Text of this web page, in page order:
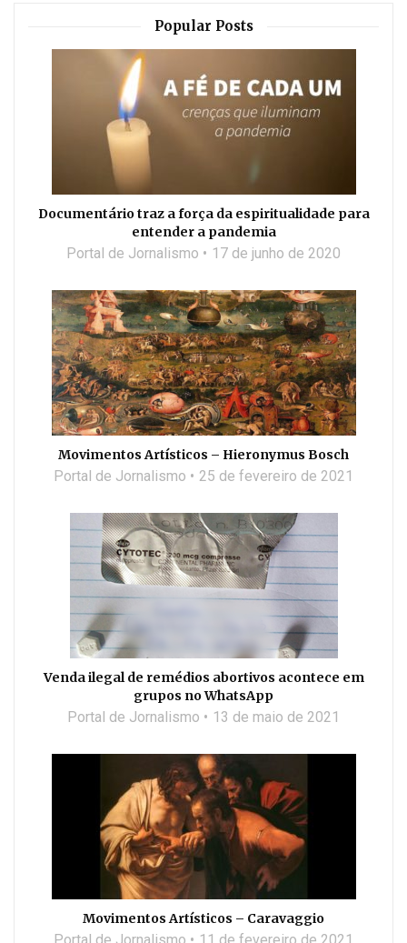
Popular Posts
Documentário traz a força da espiritualidade para
entender a pandemia
Portal de Jornalismo 17 de junho de 2020
Movimentos Artísticos – Hieronymus Bosch
Portal de Jornalismo 25 de fevereiro de 2021
Venda ilegal de remédios abortivos acontece em
grupos no WhatsApp
Portal de Jornalismo 13 de maio de 2021
Movimentos Artísticos – Caravaggio